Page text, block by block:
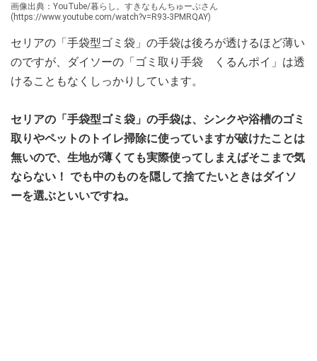
画像出典：YouTube/暮らし。すきなもんちゅーぶさん
(https://www.youtube.com/watch?v=R93-3PMRQAY)
セリアの「手袋型ゴミ袋」の手袋は後ろが透けるほど薄い
のですが、ダイソーの「ゴミ取り手袋 くるんポイ」は透
けることもなくしっかりしています。
セリアの「手袋型ゴミ袋」の手袋は、シンクや浴槽のゴミ
取りやペットのトイレ掃除に使っていますが破けたことは
無いので、生地が薄くても実際使ってしまえばそこまで気
ならない！ でも中のものを隠して捨てたいときはダイソ
ーを選ぶといいですね。